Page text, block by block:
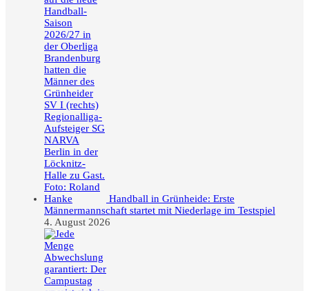
Handball in Grünheide: Erste
Männermannschaft startet mit Niederlage im Testspiel
4. August 2026